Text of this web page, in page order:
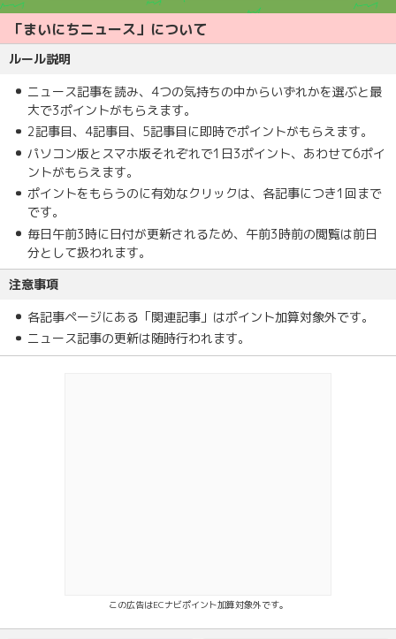
「まいにちニュース」について
ルール説明
ニュース記事を読み、4つの気持ちの中からいずれかを選ぶと最
大で3ポイントがもらえます。
2記事目、4記事目、5記事目に即時でポイントがもらえます。
パソコン版とスマホ版それぞれで1日3ポイント、あわせて6ポイ
ントがもらえます。
ポイントをもらうのに有効なクリックは、各記事につき1回まで
です。
毎日午前3時に日付が更新されるため、午前3時前の閲覧は前日
分として扱われます。
注意事項
各記事ページにある「関連記事」はポイント加算対象外です。
ニュース記事の更新は随時行われます。
この広告はECナビポイント加算対象外です。